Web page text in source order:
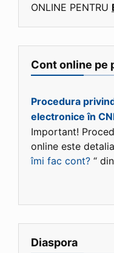
ONLINE PENTRU
Cont online pe
Procedura
electronice în
Important!
online este
îmi fac cont? “
Diaspora